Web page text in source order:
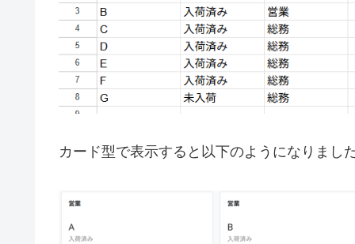
カード型で表示すると以下のようになりまし